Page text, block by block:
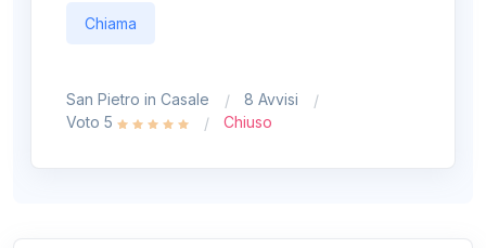
Chiama
San Pietro in Casale
8 Avvisi
Voto 5
Chiuso